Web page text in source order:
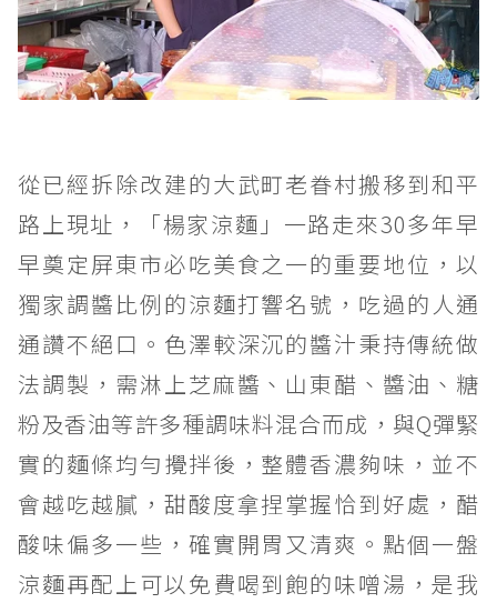
從已經拆除改建的大武町老眷村搬移到和平
路上現址，「楊家涼麵」一路走來30多年早
早奠定屏東市必吃美食之一的重要地位，以
獨家調醬比例的涼麵打響名號，吃過的人通
通讚不絕口。色澤較深沉的醬汁秉持傳統做
法調製，需淋上芝麻醬、山東醋、醬油、糖
粉及香油等許多種調味料混合而成，與Q彈緊
實的麵條均勻攪拌後，整體香濃夠味，並不
會越吃越膩，甜酸度拿捏掌握恰到好處，醋
酸味偏多一些，確實開胃又清爽。點個一盤
涼麵再配上可以免費喝到飽的味噌湯，是我